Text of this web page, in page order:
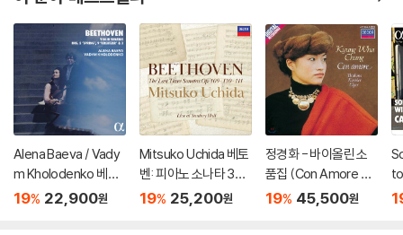
Alena Baeva / Vady
m Kholodenko 베토
벤: 바이올린 소나타 5
19% 22,900원
Mitsuko Uchida 베토
벤: 피아노 소나타 30-
32번 (Beethoven: Pi
19% 25,200원
정경화 - 바이올린 소
품집 (Con Amore 콘
아모레) [LP]
19% 45,500원